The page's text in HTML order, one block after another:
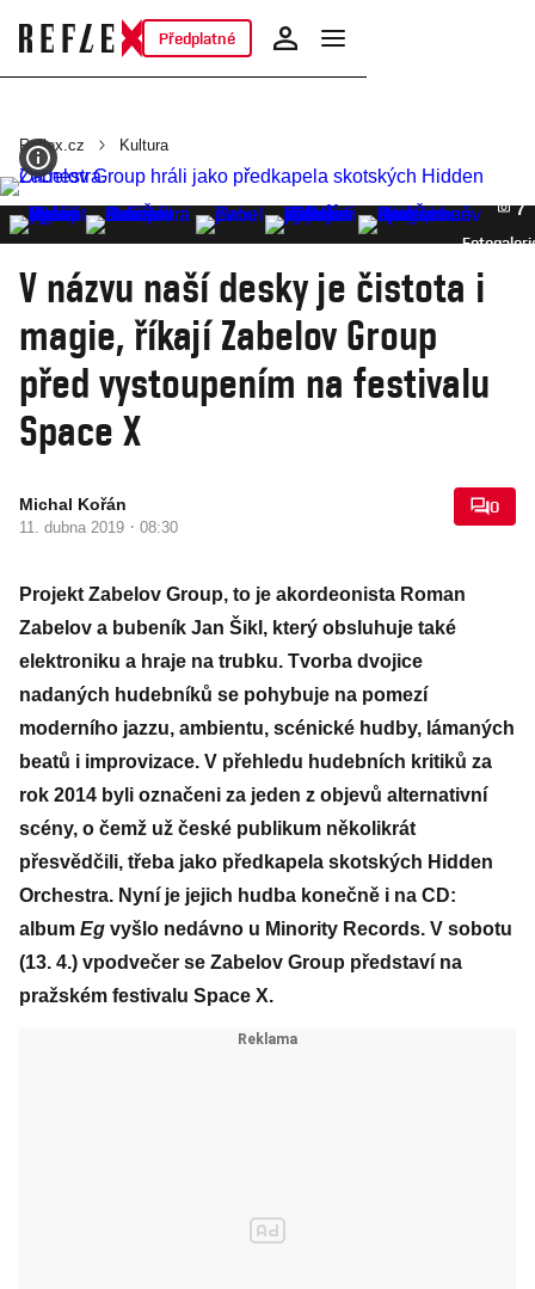
Předplatné
Reflex.cz Kultura
7
V názvu naší desky je čistota i
magie, říkají Zabelov Group
před vystoupením na festivalu
Space X
Michal Kořán
11. dubna 2019 · 08:30
0
Projekt Zabelov Group, to je akordeonista Roman
Zabelov a bubeník Jan Šikl, který obsluhuje také
elektroniku a hraje na trubku. Tvorba dvojice
nadaných hudebníků se pohybuje na pomezí
moderního jazzu, ambientu, scénické hudby, lámaných
beatů i improvizace. V přehledu hudebních kritiků za
rok 2014 byli označeni za jeden z objevů alternativní
scény, o čemž už české publikum několikrát
přesvědčili, třeba jako předkapela skotských Hidden
Orchestra. Nyní je jejich hudba konečně i na CD:
album Eg vyšlo nedávno u Minority Records. V sobotu
(13. 4.) vpodvečer se Zabelov Group představí na
pražském festivalu Space X.